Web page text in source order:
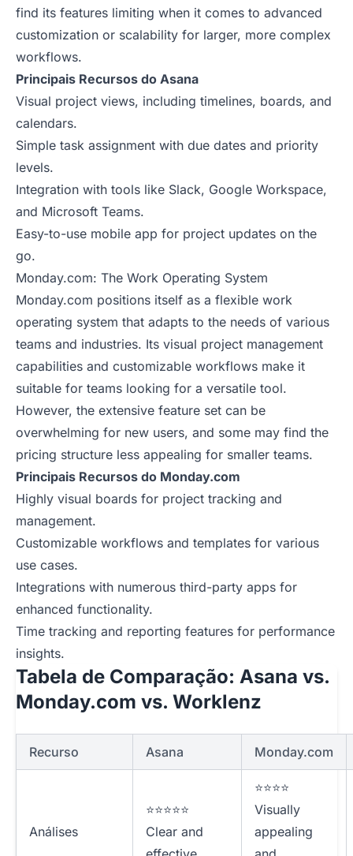
find its features limiting when it comes to advanced
customization or scalability for larger, more complex
workflows.
Principais Recursos do Asana
Visual project views, including timelines, boards, and
calendars.
Simple task assignment with due dates and priority
levels.
Integration with tools like Slack, Google Workspace,
and Microsoft Teams.
Easy-to-use mobile app for project updates on the
go.
Monday.com: The Work Operating System
Monday.com positions itself as a flexible work
operating system that adapts to the needs of various
teams and industries. Its visual project management
capabilities and customizable workflows make it
suitable for teams looking for a versatile tool.
However, the extensive feature set can be
overwhelming for new users, and some may find the
pricing structure less appealing for smaller teams.
Principais Recursos do Monday.com
Highly visual boards for project tracking and
management.
Customizable workflows and templates for various
use cases.
Integrations with numerous third-party apps for
enhanced functionality.
Time tracking and reporting features for performance
insights.
Tabela de Comparação: Asana vs.
Monday.com vs. Worklenz
Recurso Asana Monday.com
Análises
⭐⭐⭐⭐⭐
Clear and
⭐⭐⭐⭐
Visually
appealing